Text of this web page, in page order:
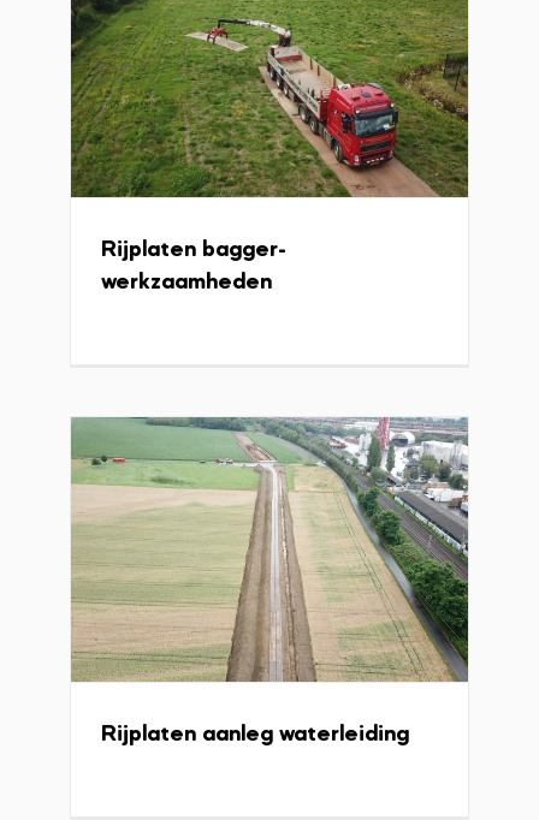
Rijplaten bagger-
werkzaamheden
Rijplaten aanleg waterleiding